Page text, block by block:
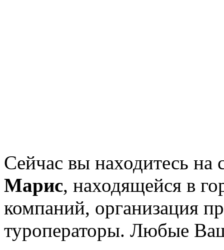
Сейчас вы находитесь на
Марис, находящейся в
компаний, организация
туроператоры. Любые